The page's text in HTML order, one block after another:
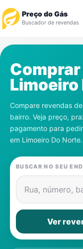
Preço do Gás
Buscador de revendas
Revendedor
Notícias
Cadastre-se
Gás
Contatos
Comprar
Limoeiro
Compare revendas
bairro. Veja preço,
pagamento para
em Limoeiro Do Norte.
BUSCAR NO SEU
Rua, número,
Ver